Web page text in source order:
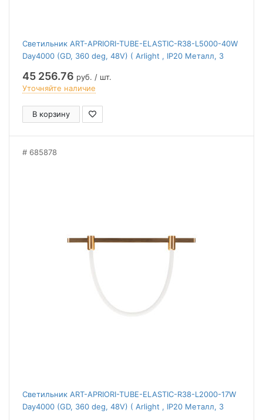
Светильник ART-APRIORI-TUBE-ELASTIC-R38-L5000-40W
Day4000 (GD, 360 deg, 48V) ( Arlight , IP20 Металл, 3
45 256.76 руб. / шт.
Уточняйте наличие
В корзину
685878
Светильник ART-APRIORI-TUBE-ELASTIC-R38-L2000-17W
Day4000 (GD, 360 deg, 48V) ( Arlight , IP20 Металл, 3